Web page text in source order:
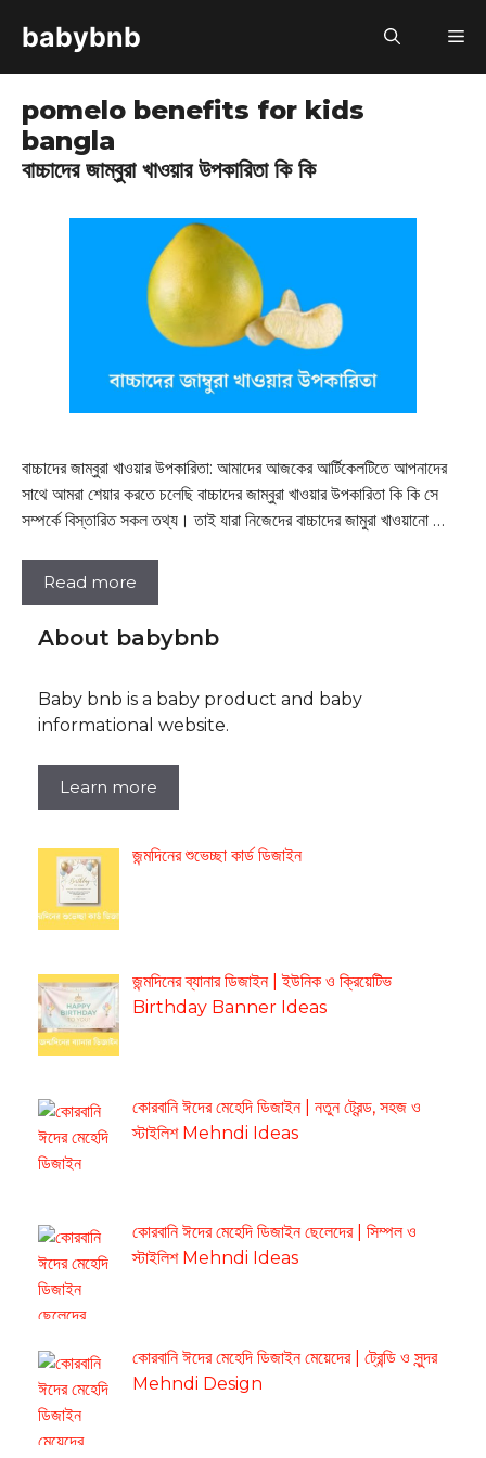
babybnb
pomelo benefits for kids
bangla
বাচ্চাদের জাম্বুরা খাওয়ার উপকারিতা কি কি
বাচ্চাদের জাম্বুরা খাওয়ার উপকারিতা: আমাদের আজকের আর্টিকেলটিতে আপনাদের
সাথে আমরা শেয়ার করতে চলেছি বাচ্চাদের জাম্বুরা খাওয়ার উপকারিতা কি কি সে
সম্পর্কে বিস্তারিত সকল তথ্য। তাই যারা নিজেদের বাচ্চাদের জামুরা খাওয়ানো …
Read more
About babybnb
Baby bnb is a baby product and baby
informational website.
Learn more
জন্মদিনের শুভেচ্ছা কার্ড ডিজাইন
জন্মদিনের ব্যানার ডিজাইন | ইউনিক ও ক্রিয়েটিভ
Birthday Banner Ideas
কোরবানি ঈদের মেহেদি ডিজাইন | নতুন ট্রেন্ড, সহজ ও
স্টাইলিশ Mehndi Ideas
কোরবানি ঈদের মেহেদি ডিজাইন ছেলেদের | সিম্পল ও
স্টাইলিশ Mehndi Ideas
কোরবানি ঈদের মেহেদি ডিজাইন মেয়েদের | ট্রেন্ডি ও সুন্দর
Mehndi Design